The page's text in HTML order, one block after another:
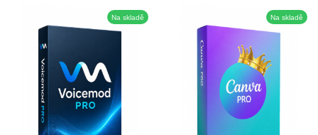
Na skladě Na skladě